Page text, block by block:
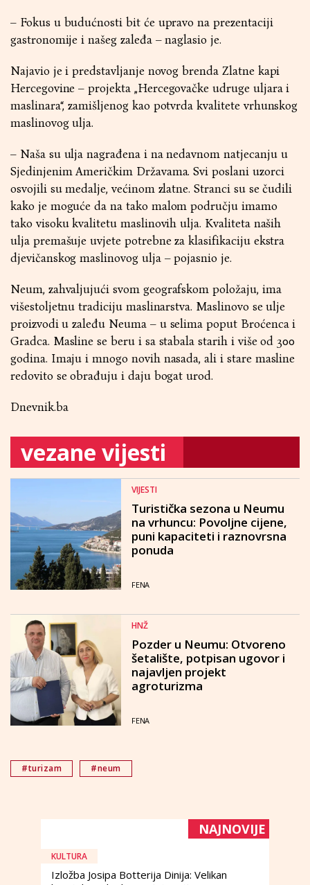
– Fokus u budućnosti bit će upravo na prezentaciji
gastronomije i našeg zaleđa – naglasio je.
Najavio je i predstavljanje novog brenda Zlatne kapi
Hercegovine – projekta „Hercegovačke udruge uljara i
maslinara“, zamišljenog kao potvrda kvalitete vrhunskog
maslinovog ulja.
– Naša su ulja nagrađena i na nedavnom natjecanju u
Sjedinjenim Američkim Državama. Svi poslani uzorci
osvojili su medalje, većinom zlatne. Stranci su se čudili
kako je moguće da na tako malom području imamo
tako visoku kvalitetu maslinovih ulja. Kvaliteta naših
ulja premašuje uvjete potrebne za klasifikaciju ekstra
djevičanskog maslinovog ulja – pojasnio je.
Neum, zahvaljujući svom geografskom položaju, ima
višestoljetnu tradiciju maslinarstva. Maslinovo se ulje
proizvodi u zaleđu Neuma – u selima poput Broćenca i
Gradca. Masline se beru i sa stabala starih i više od 300
godina. Imaju i mnogo novih nasada, ali i stare masline
redovito se obrađuju i daju bogat urod.
Dnevnik.ba
vezane vijesti
VIJESTI
Turistička sezona u Neumu
na vrhuncu: Povoljne cijene,
puni kapaciteti i raznovrsna
ponuda
FENA
HNŽ
Pozder u Neumu: Otvoreno
šetalište, potpisan ugovor i
najavljen projekt
agroturizma
FENA
#turizam #neum
NAJNOVIJE
KULTURA
Izložba Josipa Botterija Dinija: Velikan